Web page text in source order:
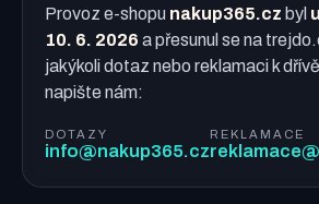
Provoz e-shopu nakup365.cz byl
10. 6. 2026 a přesunul se na
jakýkoli dotaz nebo reklamaci k
napište nám:
DOTAZY
info@nakup365.cz
REKLAMACE